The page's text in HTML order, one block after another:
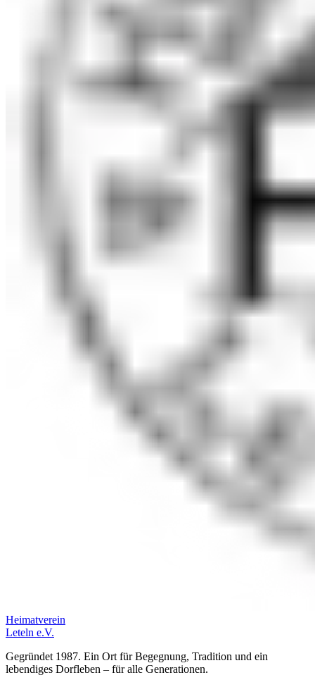
Heimatverein
Leteln e.V.
Gegründet 1987. Ein Ort für Begegnung, Tradition und ein
lebendiges Dorfleben – für alle Generationen.